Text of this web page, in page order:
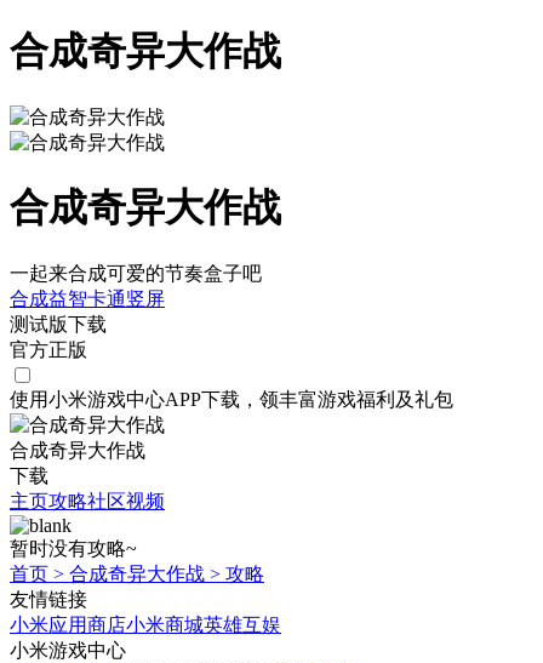
合成奇异大作战
合成奇异大作战
一起来合成可爱的节奏盒子吧
合成益智卡通竖屏
测试版下载
官方正版
使用小米游戏中心APP下载 ，领丰富游戏福利 及礼包
合成奇异大作战
下载
主页攻略社区视频
暂时没有攻略~
首页 > 合成奇异大作战 > 攻略
友情链接
小米应用商店小米商城英雄互娱
小米游戏中心